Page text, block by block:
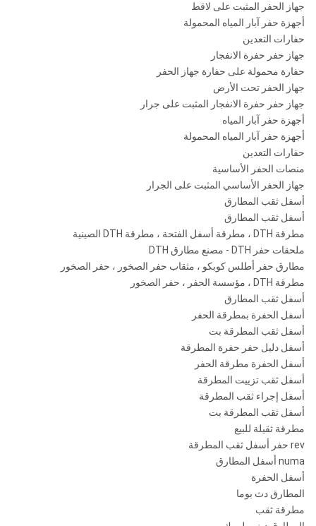
بوصة
SD10
ROS 100 نوما 100
ROS 100
12
بوصة
DHD1120
ROS 120
API 6
"ريج
SD12
نوما 120
ملاحظات: أي حجم خاص من بتات DTH سيكون متاحًا حسب الطلبات.
Metzke ، موضوع Remet متاح!
جهاز الحفر المثبت على لاقط
أجهزة حفر آبار المياه المحمولة
حفارات التعدين
جهاز حفر حفرة الانفجار
حفارة محمولة على حفارة جهاز الحفر
جهاز الحفر تحت الأرض
جهاز حفر حفرة الانفجار المثبت على جرار
أجهزة حفر آبار المياه
أجهزة حفر آبار المياه المحمولة
حفارات التعدين
منصات الحفر الأساسية
جهاز الحفر الأساسي المثبت على الجرار
أسفل ثقب المطارق
أسفل ثقب المطارق
مطرقة DTH ، مطرقة أسفل الفتحة ، مطرقة DTH الصينية
ملحقات حفر DTH - مصنع مطارق DTH
مطارق حفر أطلس كوبكو ، مثقاب حفر الصخور ، حفر الصخور
مطرقة DTH ، مؤسسة الحفر ، حفر الصخور
أسفل ثقب المطارق
أسفل الحفرة بمطرقة الحفر
أسفل ثقب المطرقة بت
أسفل دليل حفر حفرة المطرقة
أسفل الحفرة مطرقة الحفر
أسفل ثقب تزييت المطرقة
أسفل إجراء ثقب المطرقة
أسفل ثقب المطرقة بت
مطرقة ثقيلة للبيع
rev حفر أسفل ثقب المطرقة
numa أسفل المطارق
أسفل الحفرة
المطارق دث بوما
مطرقة ثقب